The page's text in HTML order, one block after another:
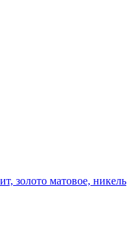
золото матовое, никель